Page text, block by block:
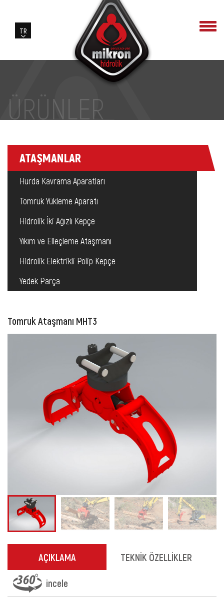
ÜRÜNLER
ATAŞMANLAR
Hurda Kavrama Aparatları
Tomruk Yükleme Aparatı
Hidrolik İki Ağızlı Kepçe
Yıkım ve Elleçleme Ataşmanı
Hidrolik Elektrikli Polip Kepçe
Yedek Parça
Tomruk Ataşmanı MHT3
AÇIKLAMA TEKNİK ÖZELLİKLER
incele